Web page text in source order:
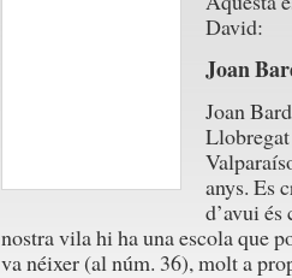
David:
Joan
Joan
anys. Es
d’avui
nostra vila hi ha una escola que
va néixer (al núm. 36), molt a